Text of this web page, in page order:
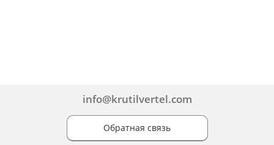
info@krutilvertel.com
Обратная связь